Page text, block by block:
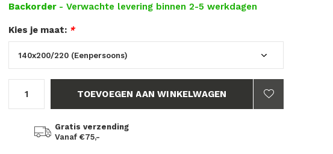
Backorder - Verwachte levering binnen 2-5 werkdagen
Kies je maat: *
TOEVOEGEN AAN WINKELWAGEN
Gratis verzending
Vanaf €75,-